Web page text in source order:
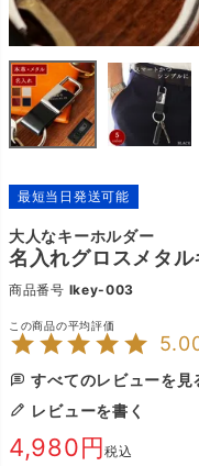
最短当日発送可能
大人なキーホルダー
名入れグロスメタ
商品番号 lkey-003
すべてのレビューを見
レビューを書く
4,980 税込